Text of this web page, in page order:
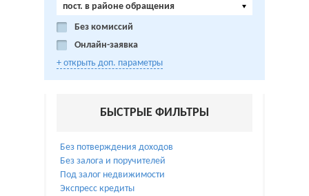
пост. в районе обращения
Без комиссий
Онлайн-заявка
+ открыть доп. параметры
БЫСТРЫЕ ФИЛЬТРЫ
Без потверждения доходов
Без залога и поручителей
Под залог недвижимости
Экспресс кредиты